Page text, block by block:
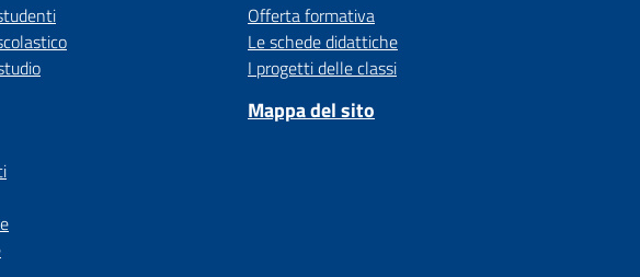
Offerta formativa
Le schede didattiche
I progetti delle classi
Mappa del sito